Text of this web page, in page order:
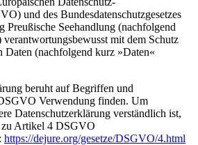
und des Bundesdatenschutzgesetzes
Seehandlung (nachfolgend
mit dem Schutz
Daten (nachfolgend kurz »Daten«
beruht auf Begriffen und
Verwendung finden. Um
Datenschutzerklärung verständlich ist,
Artikel 4 DSGVO
https://dejure.org/gesetze/DSGVO/4.html